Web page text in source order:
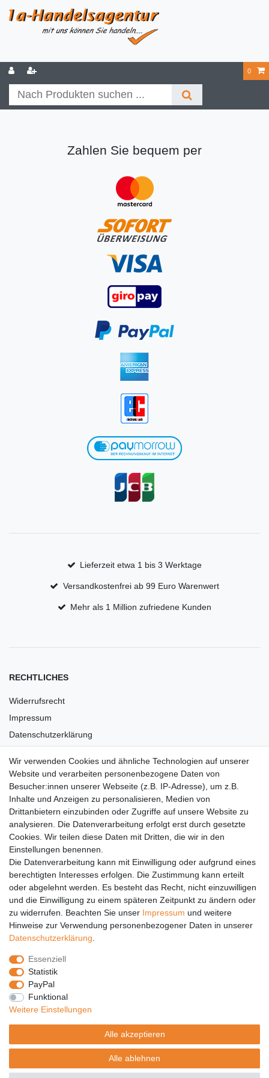
0
Zahlen Sie bequem per
Lieferzeit etwa 1 bis 3 Werktage
Versandkostenfrei ab 99 Euro Warenwert
Mehr als 1 Million zufriedene Kunden
RECHTLICHES
Widerrufsrecht
Impressum
Datenschutzerklärung
Versandkosten
Barrierefreiheit
Anleitungen
Vertrag widerrufen
PARTNER
DHL
GLS
PaketPLUS
SPONSORING
Malchower SV 90
Malchower Wölfe
ZERTIFIKATE
Händlerbund
Trusted Shops
Wir verwenden Cookies und ähnliche Technologien auf unserer
Website und verarbeiten personenbezogene Daten von
Besucher:innen unserer Webseite (z.B. IP-Adresse), um z.B.
Inhalte und Anzeigen zu personalisieren, Medien von
Drittanbietern einzubinden oder Zugriffe auf unsere Website zu
analysieren. Die Datenverarbeitung erfolgt erst durch gesetzte
Cookies. Wir teilen diese Daten mit Dritten, die wir in den
Einstellungen benennen.
Die Datenverarbeitung kann mit Einwilligung oder aufgrund eines
berechtigten Interesses erfolgen. Die Zustimmung kann erteilt
oder abgelehnt werden. Es besteht das Recht, nicht einzuwilligen
und die Einwilligung zu einem späteren Zeitpunkt zu ändern oder
zu widerrufen. Beachten Sie unser Impressum und weitere
Hinweise zur Verwendung personenbezogener Daten in unserer
Daten­schutz­erklärung
Essenziell
Statistik
PayPal
Funktional
Weitere Einstellungen
Alle akzeptieren
Alle ablehnen